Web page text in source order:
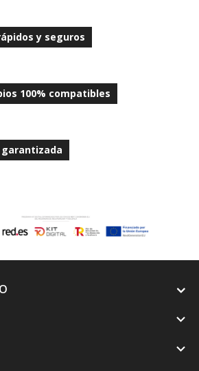
y seguros
100% compatibles
garantizada

